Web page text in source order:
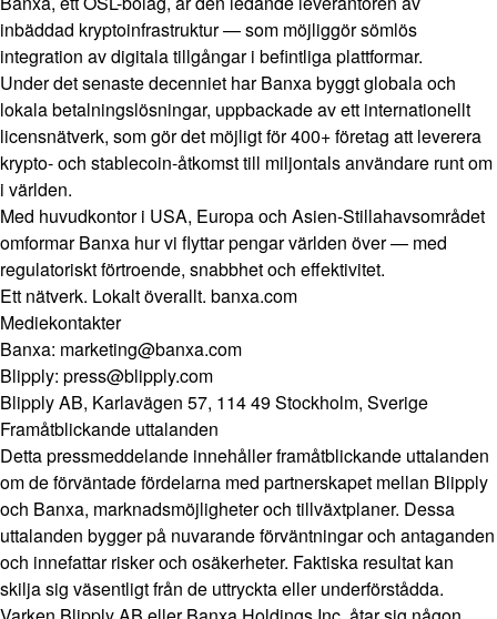
inbäddad kryptoinfrastruktur — som möjliggör sömlös
integration av digitala tillgångar i befintliga plattformar.
Under det senaste decenniet har Banxa byggt globala och
lokala betalningslösningar, uppbackade av ett internationellt
licensnätverk, som gör det möjligt för 400+ företag att leverera
krypto- och stablecoin-åtkomst till miljontals användare runt om
i världen.
Med huvudkontor i USA, Europa och Asien-Stillahavsområdet
omformar Banxa hur vi flyttar pengar världen över — med
regulatoriskt förtroende, snabbhet och effektivitet.
Ett nätverk. Lokalt överallt. banxa.com
Mediekontakter
Banxa: marketing@banxa.com
Blipply: press@blipply.com
Blipply AB, Karlavägen 57, 114 49 Stockholm, Sverige
Framåtblickande uttalanden
Detta pressmeddelande innehåller framåtblickande uttalanden
om de förväntade fördelarna med partnerskapet mellan Blipply
och Banxa, marknadsmöjligheter och tillväxtplaner. Dessa
uttalanden bygger på nuvarande förväntningar och antaganden
och innefattar risker och osäkerheter. Faktiska resultat kan
skilja sig väsentligt från de uttryckta eller underförstådda.